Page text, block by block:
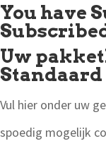
You have
Uw
Standaard
Vul hier onder uw
spoedig mogelijk